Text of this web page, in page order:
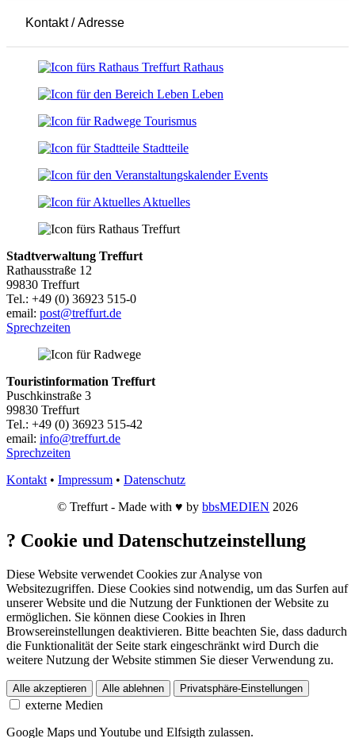
Kontakt / Adresse
Rathaus
Leben
Tourismus
Stadtteile
Events
Aktuelles
Stadtverwaltung Treffurt
Rathausstraße 12
99830 Treffurt
Tel.: +49 (0) 36923 515-0
email: post@treffurt.de
Sprechzeiten
Touristinformation Treffurt
Puschkinstraße 3
99830 Treffurt
Tel.: +49 (0) 36923 515-42
email: info@treffurt.de
Sprechzeiten
Kontakt • Impressum • Datenschutz
© Treffurt - Made with ♥ by bbsMEDIEN 2026
? Cookie und Datenschutzeinstellung
Diese Website verwendet Cookies zur Analyse von
Websitezugriffen. Diese Cookies sind notwendig, um das Surfen auf
unserer Website und die Nutzung der Funktionen der Website zu
ermöglichen. Sie können diese Cookies in Ihren
Browsereinstellungen deaktivieren. Bitte beachten Sie, dass dadurch
die Funktionalität der Seite stark eingeschränkt wird Durch die
weitere Nutzung der Website stimmen Sie dieser Verwendung zu.
Alle akzeptieren Alle ablehnen Privatsphäre-Einstellungen
externe Medien
Google Maps und Youtube und Elfsigth zulassen.